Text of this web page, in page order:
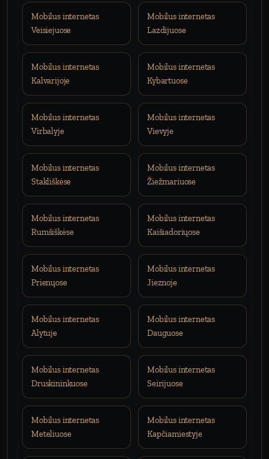
Mobilus internetas
Veisiejuose
Mobilus internetas
Lazdijuose
Mobilus internetas
Kalvarijoje
Mobilus internetas
Kybartuose
Mobilus internetas
Virbalyje
Mobilus internetas
Vievyje
Mobilus internetas
Stakliškėse
Mobilus internetas
Žiežmariuose
Mobilus internetas
Rumšiškėse
Mobilus internetas
Kaišiadoriųose
Mobilus internetas
Prienųose
Mobilus internetas
Jieznoje
Mobilus internetas
Alytuje
Mobilus internetas
Dauguose
Mobilus internetas
Druskininkuose
Mobilus internetas
Seirijuose
Mobilus internetas
Meteliuose
Mobilus internetas
Kapčiamiestyje